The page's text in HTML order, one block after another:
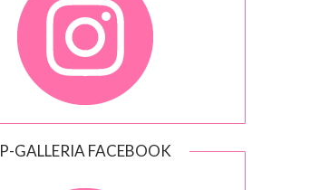
P-GALLERIA FACEBOOK